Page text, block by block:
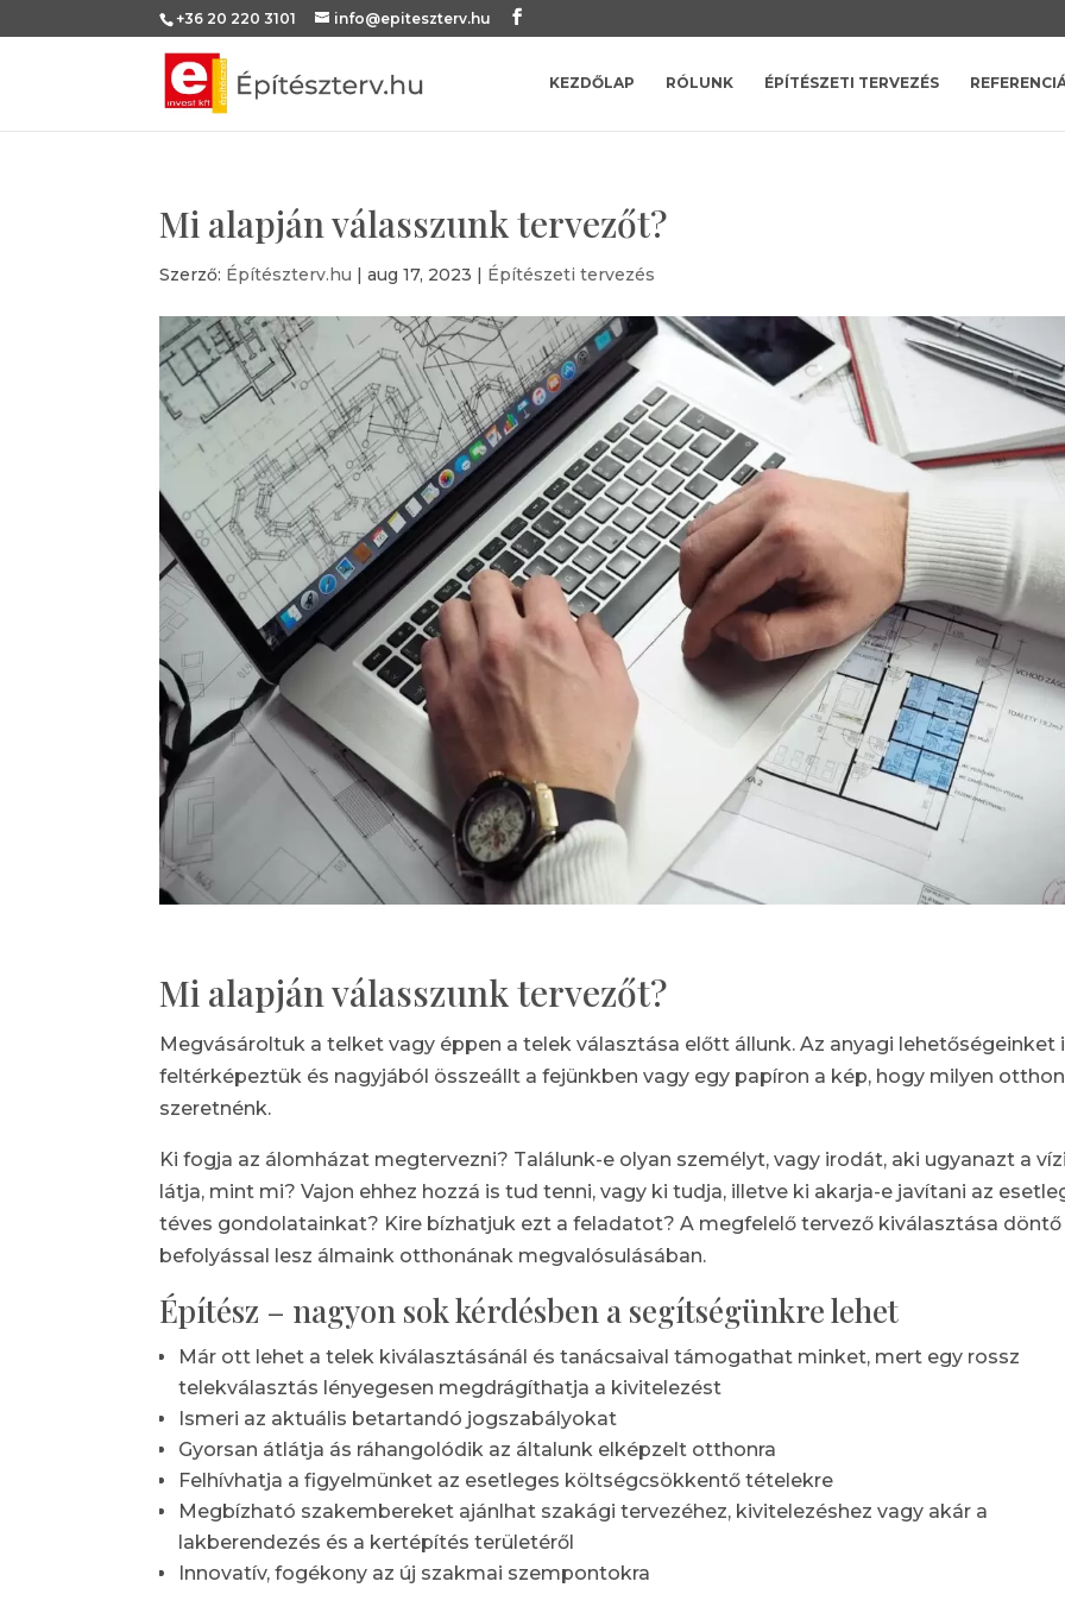
+36 20 220 3101 info@epiteszterv.hu
KEZDŐLAP RÓLUNK ÉPÍTÉSZETI TERVEZÉS
Mi alapján válasszunk tervezőt?
Szerző: Építészterv.hu |aug 17, 2023 | Építészeti tervezés
Mi alapján válasszunk tervezőt?
Megvásároltuk a telket vagy éppen a telek választása előtt állunk. Az anyagi lehetőségeinket
feltérképeztük és nagyjából összeállt a fejünkben vagy egy papíron a kép, hogy milyen
szeretnénk.
Ki fogja az álomházat megtervezni? Találunk-e olyan személyt, vagy irodát, aki ugyanazt a
látja, mint mi? Vajon ehhez hozzá is tud tenni, vagy ki tudja, illetve ki akarja-e javítani az
téves gondolatainkat? Kire bízhatjuk ezt a feladatot? A megfelelő tervező kiválasztása döntő
befolyással lesz álmaink otthonának megvalósulásában.
Építész – nagyon sok kérdésben a segítségünkre lehet
Már ott lehet a telek kiválasztásánál és tanácsaival támogathat minket, mert egy rossz
telekválasztás lényegesen megdrágíthatja a kivitelezést
Ismeri az aktuális betartandó jogszabályokat
Gyorsan átlátja ás ráhangolódik az általunk elképzelt otthonra
Felhívhatja a figyelmünket az esetleges költségcsökkentő tételekre
Megbízható szakembereket ajánlhat szakági tervezéhez, kivitelezéshez vagy akár a
lakberendezés és a kertépítés területéről
Innovatív, fogékony az új szakmai szempontokra